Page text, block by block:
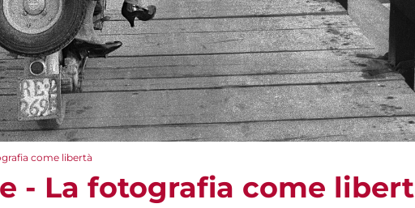
come libertà
- La fotografia come